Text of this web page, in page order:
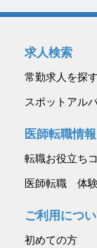
求人検索
常勤求人を探す
スポットアル
医師転職情報
転職お役立ち
医師転職 体
ご利用につ
初めての方